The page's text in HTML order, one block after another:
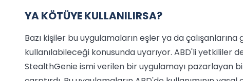
YA KÖTÜYE KULLANILIRSA?
Bazı kişiler bu uygulamaların eşler ya da
kullanılabileceği konusunda uyarıyor. ABD'li yetkililer
StealthGenie ismi verilen bir uygulamayı pazarlayan